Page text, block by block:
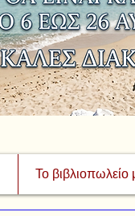
Το βιβλιοπωλείο